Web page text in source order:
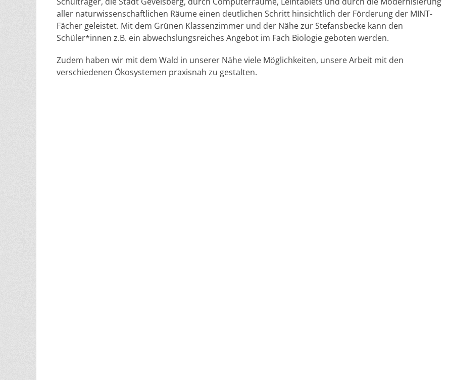
aller naturwissenschaftlichen Räume einen deutlichen Schritt hinsichtlich der Förderung der MINT-
Fächer geleistet. Mit dem Grünen Klassenzimmer und der Nähe zur Stefansbecke kann den
Schüler*innen z.B. ein abwechslungsreiches Angebot im Fach Biologie geboten werden.
Zudem haben wir mit dem Wald in unserer Nähe viele Möglichkeiten, unsere Arbeit mit den
verschiedenen Ökosystemen praxisnah zu gestalten.